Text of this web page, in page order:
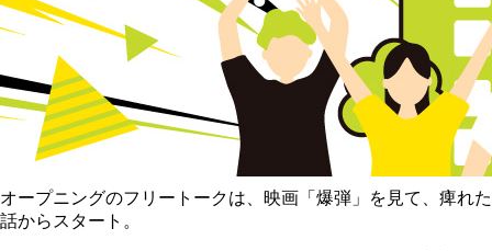
オープニングのフリートークは、映画「爆弾」を見て、 痺れた
話からスタート。